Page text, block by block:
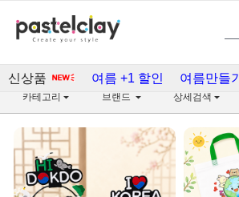
신상품 여름 +1 할인 여름만들기
독도의날(69)
카테고리 브랜드 상세검색